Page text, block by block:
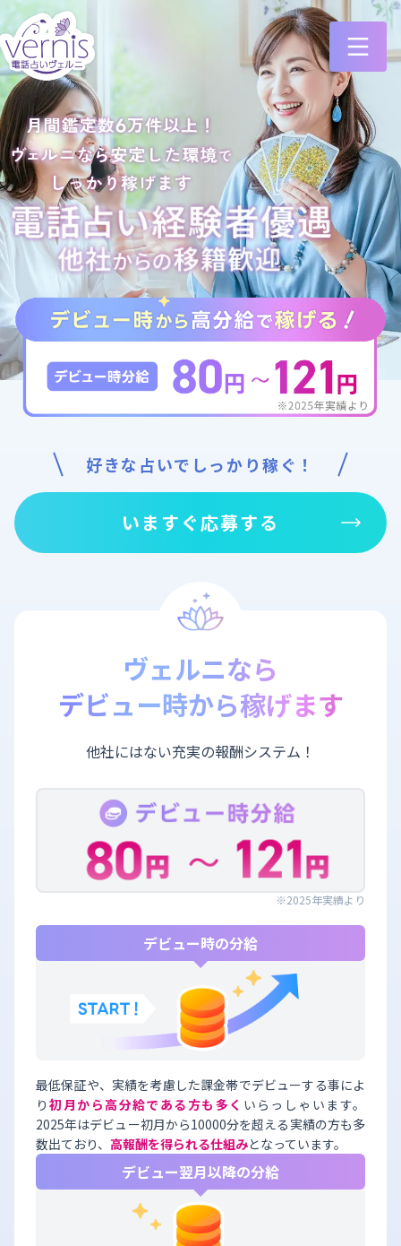
占い師大募集
好きな占いでしっかり稼ぐ！
いますぐ応募する
ヴェルニなら
デビュー時から稼げます
他社にはない充実の報酬システム！
※2025年実績より
デビュー時の分給
最低保証や、実績を考慮した課金帯でデビューする事によ
り初月から高分給である方も多く いらっしゃいます。
2025年はデビュー初月から10000分を超える実績の方も多
数出ており、 高報酬を得られる仕組みとなっています。
デビュー翌月以降の分給